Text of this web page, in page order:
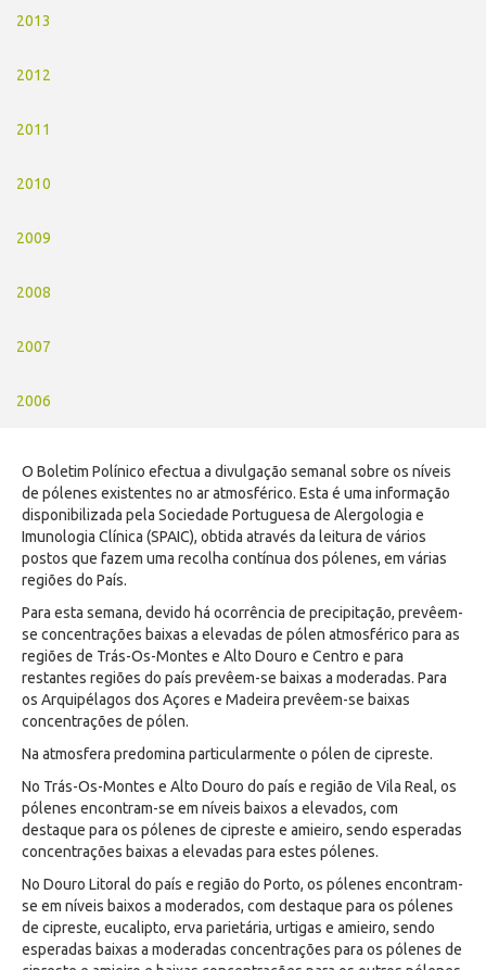
2013
2012
2011
2010
2009
2008
2007
2006
O Boletim Polínico efectua a divulgação semanal sobre os níveis
de pólenes existentes no ar atmosférico. Esta é uma informação
disponibilizada pela Sociedade Portuguesa de Alergologia e
Imunologia Clínica (SPAIC), obtida através da leitura de vários
postos que fazem uma recolha contínua dos pólenes, em várias
regiões do País.
Para esta semana, devido há ocorrência de precipitação, prevêem-
se concentrações baixas a elevadas de pólen atmosférico para as
regiões de Trás-Os-Montes e Alto Douro e Centro e para
restantes regiões do país prevêem-se baixas a moderadas. Para
os Arquipélagos dos Açores e Madeira prevêem-se baixas
concentrações de pólen.
Na atmosfera predomina particularmente o pólen de cipreste.
No Trás-Os-Montes e Alto Douro do país e região de Vila Real, os
pólenes encontram-se em níveis baixos a elevados, com
destaque para os pólenes de cipreste e amieiro, sendo esperadas
concentrações baixas a elevadas para estes pólenes.
No Douro Litoral do país e região do Porto, os pólenes encontram-
se em níveis baixos a moderados, com destaque para os pólenes
de cipreste, eucalipto, erva parietária, urtigas e amieiro, sendo
esperadas baixas a moderadas concentrações para os pólenes de